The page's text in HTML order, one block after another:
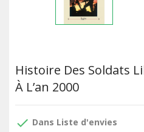
Histoire Des Soldats
À L’an 2000
done Dans Liste d'envies